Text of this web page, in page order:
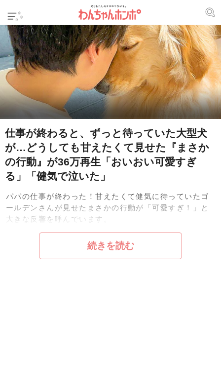
仕事が終わると、ずっと待っていた大型犬
が…どうしても甘えたくて見せた『まさか
の行動』が36万再生「おいおい可愛すぎ
る」「健気で泣いた」
パパの仕事が終わった！甘えたくて健気に待っていたゴ
ールデンさんが見せたまさかの行動が「可愛すぎ！」と
大きな反響を呼んでいます。
続きを読む